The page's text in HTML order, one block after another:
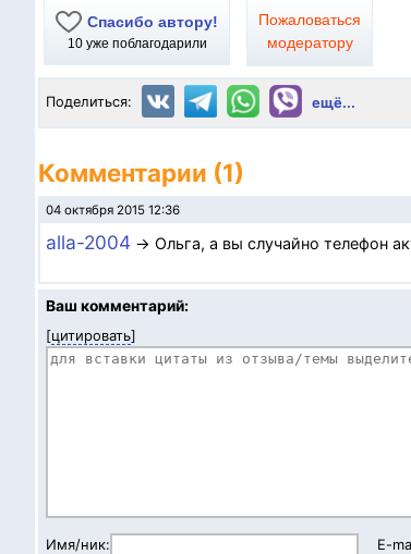
Спасибо автору!
10уже поблагодарили
Пожаловаться
модератору
Поделиться: ещё...
Комментарии (1)
04 октября 2015 12:36
alla-2004 → Ольга, а вы случайно телефон
Ваш комментарий:
[цитировать]
Имя/ник:
E-